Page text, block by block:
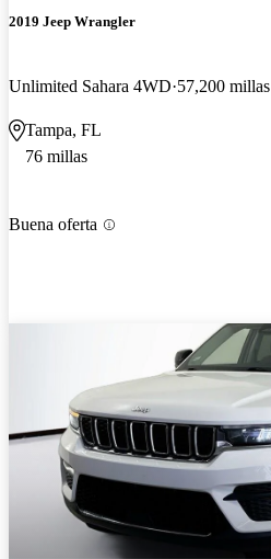
2019 Jeep Wrangler
Unlimited Sahara 4WD 57,200 millas
Tampa, FL
76 millas
Buena oferta